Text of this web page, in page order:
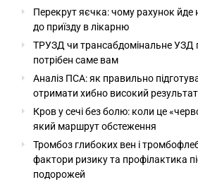
Перекрут яєчка: чому рахунок йде
до приїзду в лікарню
ТРУЗД чи трансабдомінальне УЗД
потрібен саме вам
Аналіз ПСА: як правильно
отримати хибно високий результат
Кров у сечі без болю: коли це
який маршрут обстеження
Тромбоз глибоких вен і
фактори ризику та профілактика
подорожей